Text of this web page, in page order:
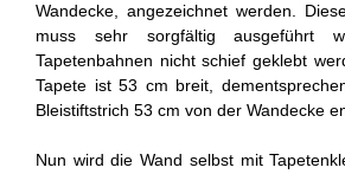
Wandecke, angezeichnet werden.
muss sehr sorgfältig ausgeführt
Tapetenbahnen nicht schief geklebt
Tapete ist 53 cm breit,
Bleistiftstrich 53 cm von der Wandecke
Nun wird die Wand selbst mit